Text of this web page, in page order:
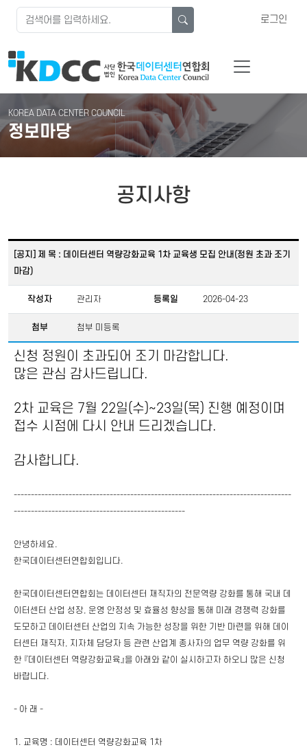
로그인
KOREA DATA CENTER COUNCIL
정보마당
공지사항
[공지] 제 목 : 데이터센터 역량강화교육 1차 교육생 모집 안내(정원 초과 조기
마감)
작성자 관리자 등록일 2026-04-23
첨부 첨부 미등록
신청 정원이 초과되어 조기 마감합니다.
많은 관심 감사드립니다.
2차 교육은 7월 22일(수)~23일(목) 진행 예정이며
접수 시점에 다시 안내 드리겠습니다.
감사합니다.
---------------------------------------------------------------------------------
--------------------------------------------------
안녕하세요.
한국데이터센터연합회입니다.
한국데이터센터연합회는 데이터센터 재직자의 전문역량 강화를 통해 국내 데
이터센터 산업 성장, 운영 안정성 및 효율성 향상을 통해 미래 경쟁력 강화를
도모하고 데이터센터 산업의 지속 가능한 성장을 위한 기반 마련을 위해 데이
터센터 재직자, 지자체 담당자 등 관련 산업계 종사자의 업무 역량 강화를 위
한 『데이터센터 역량강화교육』을 아래와 같이 실시하고자 하오니 많은 신청
바랍니다.
- 아 래 -
1. 교육명 : 데이터센터 역량강화교육 1차